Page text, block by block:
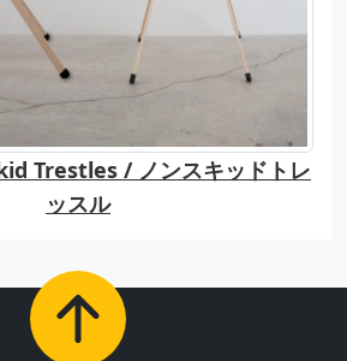
Trestles / ノンスキッドトレ
ッスル